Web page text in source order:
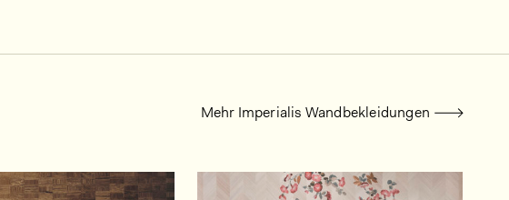
Mehr Imperialis Wandbekleidungen